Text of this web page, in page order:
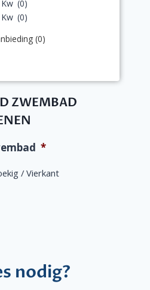
(0)
(0)
(0)
ZWEMBAD
*
/ Vierkant
nodig?